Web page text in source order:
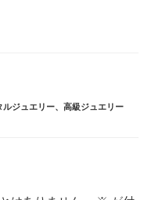
ルジュエリー、 高級ジュエリー